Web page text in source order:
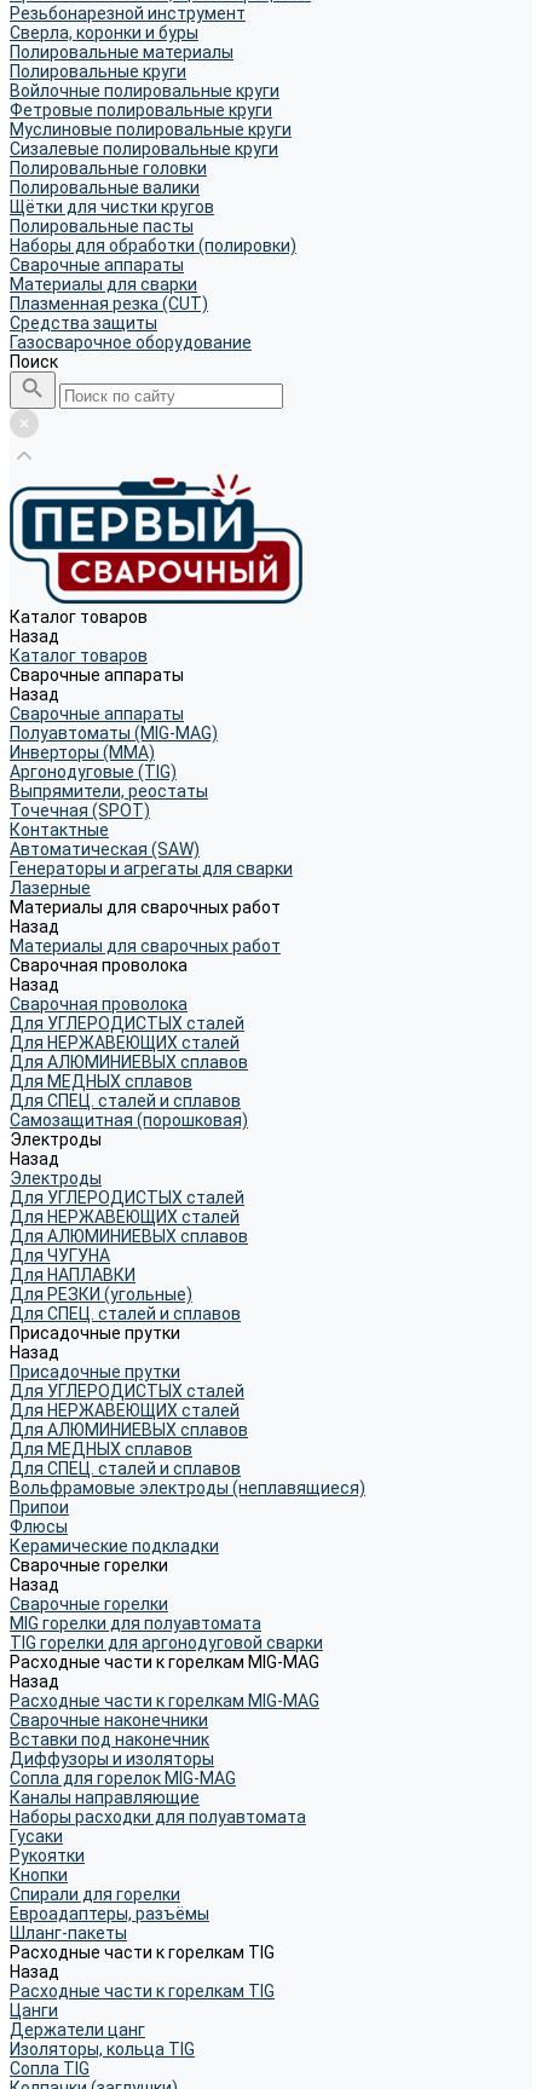
Резьбонарезной инструмент
Сверла, коронки и буры
Полировальные материалы
Полировальные круги
Войлочные полировальные круги
Фетровые полировальные круги
Муслиновые полировальные круги
Cизалевые полировальные круги
Полировальные головки
Полировальные валики
Щётки для чистки кругов
Полировальные пасты
Наборы для обработки (полировки)
Сварочные аппараты
Материалы для сварки
Плазменная резка (CUT)
Средства защиты
Газосварочное оборудование
Поиск
Каталог товаров
Назад
Каталог товаров
Сварочные аппараты
Назад
Сварочные аппараты
Полуавтоматы (MIG-MAG)
Инверторы (MMA)
Аргонодуговые (TIG)
Выпрямители, реостаты
Точечная (SPOT)
Контактные
Автоматическая (SAW)
Генераторы и агрегаты для сварки
Лазерные
Материалы для сварочных работ
Назад
Материалы для сварочных работ
Сварочная проволока
Назад
Сварочная проволока
Для УГЛЕРОДИСТЫХ сталей
Для НЕРЖАВЕЮЩИХ сталей
Для АЛЮМИНИЕВЫХ сплавов
Для МЕДНЫХ сплавов
Для СПЕЦ. сталей и сплавов
Самозащитная (порошковая)
Электроды
Назад
Электроды
Для УГЛЕРОДИСТЫХ сталей
Для НЕРЖАВЕЮЩИХ сталей
Для АЛЮМИНИЕВЫХ сплавов
Для ЧУГУНА
Для НАПЛАВКИ
Для РЕЗКИ (угольные)
Для СПЕЦ. сталей и сплавов
Присадочные прутки
Назад
Присадочные прутки
Для УГЛЕРОДИСТЫХ сталей
Для НЕРЖАВЕЮЩИХ сталей
Для АЛЮМИНИЕВЫХ сплавов
Для МЕДНЫХ сплавов
Для СПЕЦ. сталей и сплавов
Вольфрамовые электроды (неплавящиеся)
Припои
Флюсы
Керамические подкладки
Сварочные горелки
Назад
Сварочные горелки
MIG горелки для полуавтомата
TIG горелки для аргонодуговой сварки
Расходные части к горелкам MIG-MAG
Назад
Расходные части к горелкам MIG-MAG
Сварочные наконечники
Вставки под наконечник
Диффузоры и изоляторы
Сопла для горелок MIG-MAG
Каналы направляющие
Наборы расходки для полуавтомата
Гусаки
Рукоятки
Кнопки
Спирали для горелки
Евроадаптеры, разъёмы
Шланг-пакеты
Расходные части к горелкам TIG
Назад
Расходные части к горелкам TIG
Цанги
Держатели цанг
Изоляторы, кольца TIG
Сопла TIG